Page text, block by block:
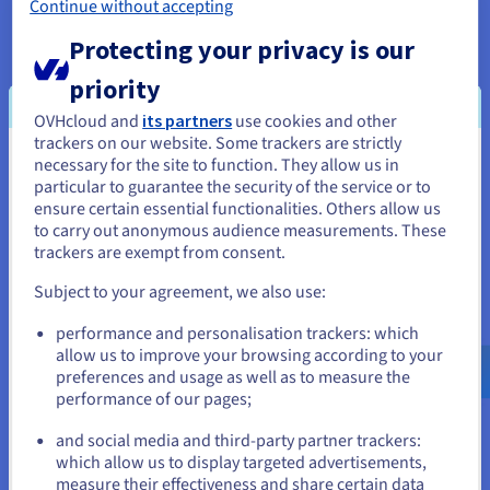
voor artificiële intelligentie hebben CNN's een revolutie
toepassingen als beeldclassificatie, objectdetectie,
gezichtsherkenning en zelfs zelfrijdende auto's mogelijk
Recidiverende neurale netwerken (RNN's)
Periodieke neurale netwerken (RNN's) zijn ontworpen om
sequentiële gegevens te verwerken, waarbij de volgorde van
informatie van belang is. In tegenstelling tot FNN's hebben
RNN's een feedbackloop waarmee ze informatie van eerdere
ingangen kunnen behouden.
Dit "geheugen"mechanisme laat hen context en
verhoudingen binnen reeksen begrijpen, die hen voor taken
zoals natuurlijke taalverwerking, spraakherkenning,
machinevertaling, en gevoelsanalyse ideaal maken.
Traditionele RNN's kunnen echter lijden onder het
verdwijnende gradiëntprobleem, dat hun vermogen beperkt
om afhankelijkheden op lange termijn te leren.
Long-Term Memory Networks (LSTM's) en
Je lijkt je in Verenigde Staten te
bevinden.
Als je wilt bestellen vanuit [land], moet je de juiste website
doorbladeren en een account aanmaken.
us.ovhcloud.com/learn Engels USD - $
or
Blijf op de huidige website
Continue without accepting
Protecting your privacy is our
priority
OVHcloud and its partners use cookies and other
trackers on our website. Some trackers are strictly
necessary for the site to function. They allow us in
particular to guarantee the security of the service or to
ensure certain essential functionalities. Others allow us
to carry out anonymous audience measurements. These
trackers are exempt from consent.
Subject to your agreement, we also use:
performance and personalisation trackers: which
allow us to improve your browsing according to your
preferences and usage as well as to measure the
performance of our pages;
and social media and third-party partner trackers:
which allow us to display targeted advertisements,
measure their effectiveness and share certain data